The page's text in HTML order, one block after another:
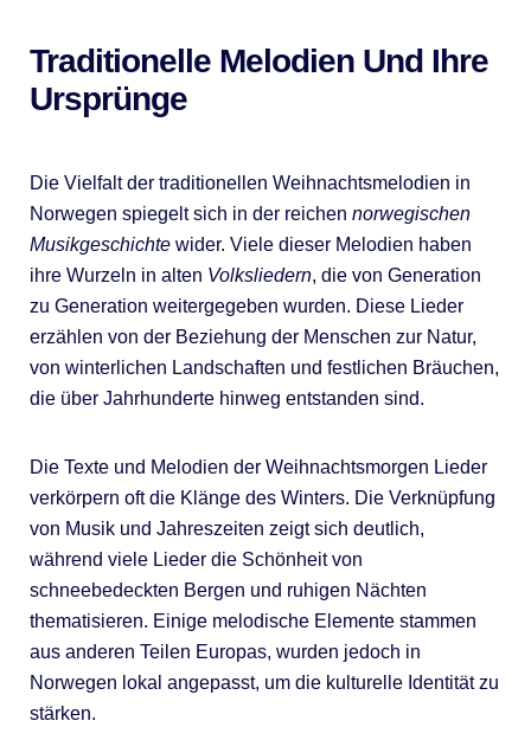
Traditionelle Melodien Und Ihre
Ursprünge
Die Vielfalt der traditionellen Weihnachtsmelodien in
Norwegen spiegelt sich in der reichen norwegischen
Musikgeschichtewider. Viele dieser Melodien haben
ihre Wurzeln in alten Volksliedern, die von Generation
zu Generation weitergegeben wurden. Diese Lieder
erzählen von der Beziehung der Menschen zur Natur,
von winterlichen Landschaften und festlichen Bräuchen,
die über Jahrhunderte hinweg entstanden sind.
Die Texte und Melodien der Weihnachtsmorgen Lieder
verkörpern oft die Klänge des Winters. Die Verknüpfung
von Musik und Jahreszeiten zeigt sich deutlich,
während viele Lieder die Schönheit von
schneebedeckten Bergen und ruhigen Nächten
thematisieren. Einige melodische Elemente stammen
aus anderen Teilen Europas, wurden jedoch in
Norwegen lokal angepasst, um die kulturelle Identität zu
stärken.